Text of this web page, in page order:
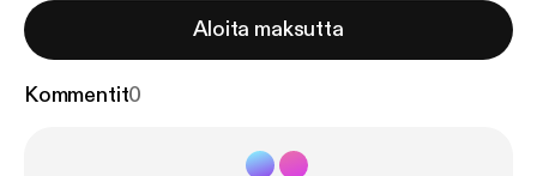
Aloita maksutta
Kommentit0